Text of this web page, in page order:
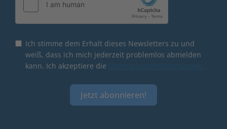
Ich stimme dem Erhalt dieses Newsletters zu und
weiß, dass ich mich jederzeit problemlos abmelden
kann. Ich akzeptiere die
Jetzt abonnieren!